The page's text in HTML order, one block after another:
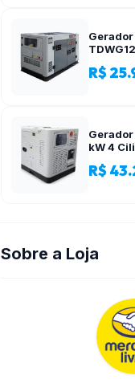
Gerador
R$
Gerador
kW 4
R$
Sobre a Loja